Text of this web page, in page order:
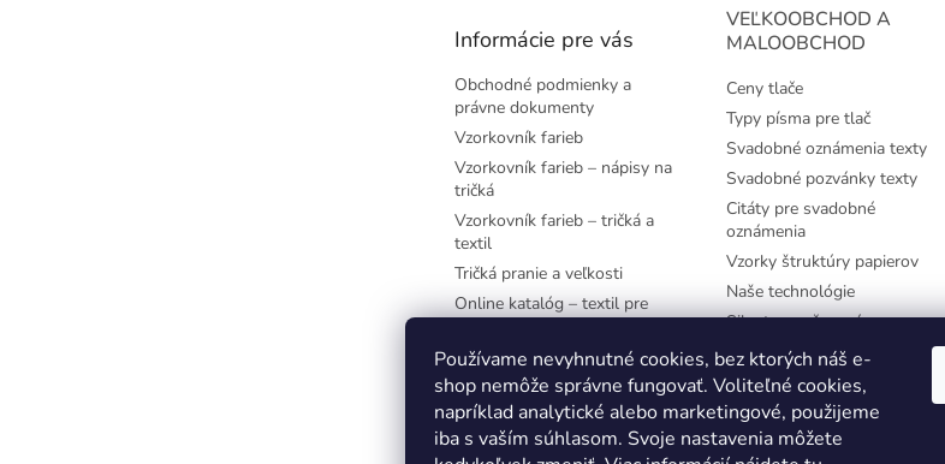
Používame nevyhnutné cookies, bez ktorých náš e-
shop nemôže správne fungovať. Voliteľné cookies,
napríklad analytické alebo marketingové, použijeme
iba s vaším súhlasom. Svoje nastavenia môžete
Informácie pre vás
Obchodné podmienky a
právne dokumenty
Vzorkovník farieb
Vzorkovník farieb – nápisy na
tričká
Vzorkovník farieb – tričká a
textil
Tričká pranie a veľkosti
Online katalóg – textil pre
Najčastejšie používané
písmená
Farby-CMYK
Farby-RGB
VEĽKOOBCHOD A
MALOOBCHOD
Ceny tlače
Typy písma pre tlač
Svadobné oznámenia texty
Svadobné pozvánky texty
Citáty pre svadobné
oznámenia
Vzorky štruktúry papierov
Naše technológie
Siluety pre časovú os